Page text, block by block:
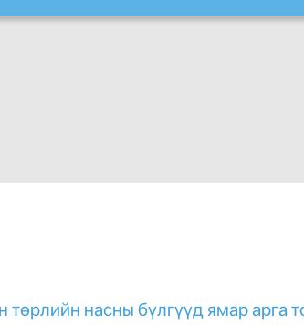
насны бүлгүүд ямар арга